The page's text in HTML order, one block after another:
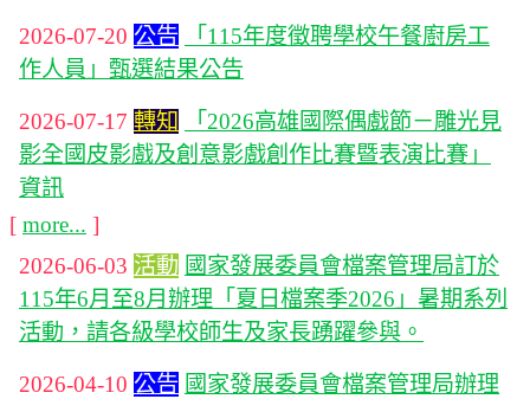
2026-07-20 公告
「115年度徵聘學校午餐廚房工
作人員」甄選結果公告
2026-07-17 轉知
「2026高雄國際偶戲節－雕光見
影全國皮影戲及創意影戲創作比賽暨表演比賽」
資訊
[ more... ]
2026-06-03 活動 國家發展委員會檔案管理局訂於
115年6月至8月辦理「夏日檔案季2026」暑期系列
活動，請各級學校師生及家長踴躍參與。
2026-04-10 公告 國家發展委員會檔案管理局辦理